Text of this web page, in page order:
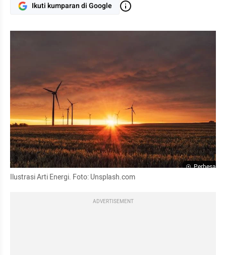
Ikuti kumparan di Google
Perbesar
Ilustrasi Arti Energi. Foto: Unsplash.com
ADVERTISEMENT